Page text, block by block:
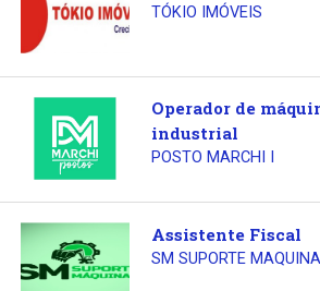
TÓKIO IMÓVEIS
Operador de
industrial
POSTO MARCHI I
Assistente Fiscal
SM SUPORTE